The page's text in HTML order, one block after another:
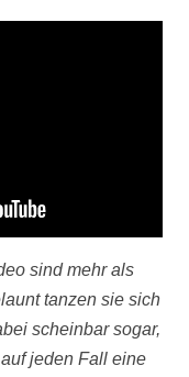
sind mehr als
tanzen sie sich
scheinbar sogar,
jeden Fall eine